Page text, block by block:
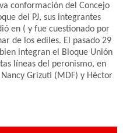
conformación del Concejo
del PJ, sus integrantes
en ( y fue cuestionado por
de los ediles. El pasado 29
integran el Bloque Unión
líneas del peronismo, en
Grizuti (MDF) y Héctor